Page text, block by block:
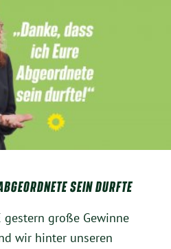
SEIN DURFTE
gestern große Gewinne
wir hinter unseren